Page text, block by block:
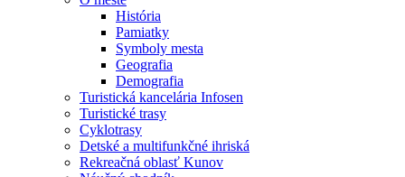
História
Pamiatky
Symboly mesta
Geografia
Demografia
Turistická kancelária Infosen
Turistické trasy
Cyklotrasy
Detské a multifunkčné ihriská
Rekreačná oblasť Kunov